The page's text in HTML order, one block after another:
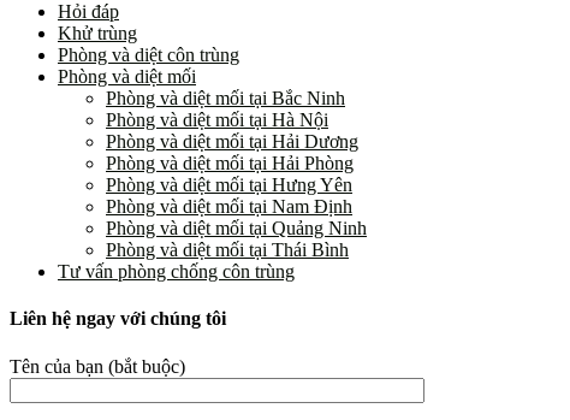
Hỏi đáp
Khử trùng
Phòng và diệt côn trùng
Phòng và diệt mối
Phòng và diệt mối tại Bắc Ninh
Phòng và diệt mối tại Hà Nội
Phòng và diệt mối tại Hải Dương
Phòng và diệt mối tại Hải Phòng
Phòng và diệt mối tại Hưng Yên
Phòng và diệt mối tại Nam Định
Phòng và diệt mối tại Quảng Ninh
Phòng và diệt mối tại Thái Bình
Tư vấn phòng chống côn trùng
Liên hệ ngay với chúng tôi
Tên của bạn (bắt buộc)